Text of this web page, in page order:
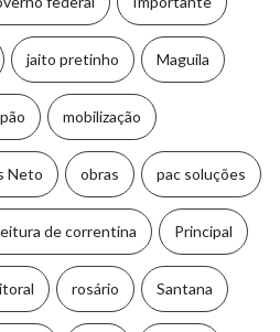
jaito pretinho Maguila
mobilização
Neto obras pac soluções
de correntina Principal
rosário Santana